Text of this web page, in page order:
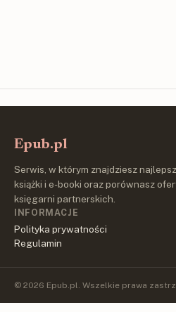
Epub.pl
Serwis, w którym znajdziesz
książki i e-booki oraz porównasz
księgarni partnerskich.
INFORMACJE
Polityka prywatności
Regulamin
© 2026 Epub.pl. Wszelkie prawa